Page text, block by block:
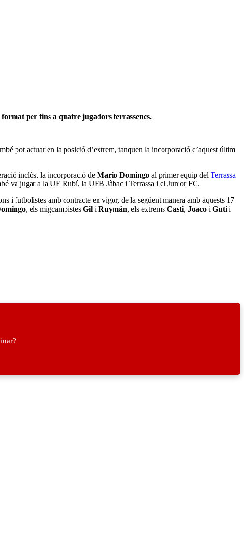
per fins a quatre jugadors terrassencs.
pot actuar en la posició d’extrem, tanquen la incorporació d’aquest últim
inclòs, la incorporació de Mario Domingo al primer equip del Terrassa
va jugar a la UE Rubí, la UFB Jàbac i Terrassa i el Junior FC.
i futbolistes amb contracte en vigor, de la següent manera amb aquests 17
, els migcampistes Gil i Ruymán, els extrems Casti, Joaco i Guti i